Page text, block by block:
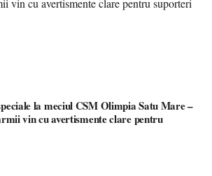
la meciul CSM Olimpia Satu Mare –
vin cu avertismente clare pentru